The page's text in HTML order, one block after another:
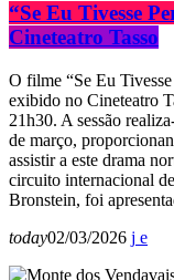
“Se Eu Tivesse
Cineteatro Tasso
O filme “Se Eu
exibido no Cineteatro
21h30. A sessão
de março,
assistir a este drama
circuito internacional
Bronstein, foi
today02/03/2026